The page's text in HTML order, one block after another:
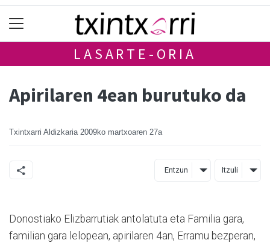
LASARTE-ORIA
Apirilaren 4ean burutuko da
Txintxarri Aldizkaria 2009ko martxoaren 27a
Entzun Itzuli
Donostiako Elizbarrutiak antolatuta eta Familia gara,
familian gara lelopean, apirilaren 4an, Erramu bezperan,